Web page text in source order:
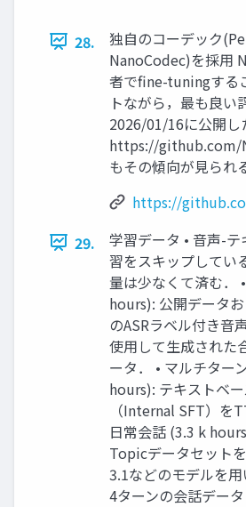
28.
独自のコーデック
NanoCodec)を採用
者でfine-tuningする
トながら，最も良い
2026/01/16に公開し
https://github.com/
もその傾向が見られ
https://
29.
学習データ • 音声-
習をスキップしてい
量は少なくて済む．
hours): 公開データ
のASRラベル付き音
使用して生成された
ータ． • マルチター
hours): テキストベ
（Internal SFT）を
日常会話 (3.3 k
Topicデータセット
3.1などのモデルを
4ターンの会話デー